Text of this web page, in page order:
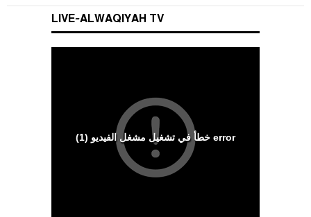
LIVE-ALWAQIYAH TV